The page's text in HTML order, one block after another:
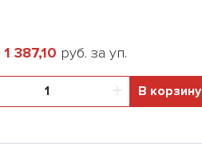
1 387,10 руб. за уп.
В корзину